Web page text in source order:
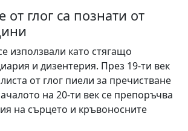
от глог са познати от
използвали като стягащо
и дизентерия. През 19-ти век
от глог пиели за пречистване
на 20-ти век се препоръчва
на сърцето и кръвоносните